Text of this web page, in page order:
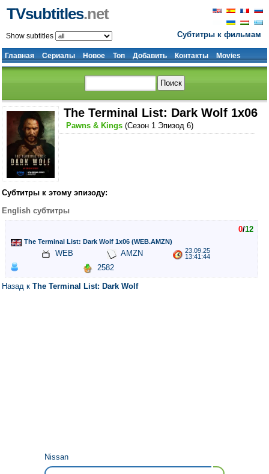
Субтитры к фильмам
TVsubtitles.net
Главная Сериалы Новое Топ Добавить Контакты Movies
Show subtitles
The Terminal List: Dark Wolf 1x06
Pawns & Kings (Сезон 1 Эпизод 6)
Субтитры к этому эпизоду:
English субтитры
0/12
The Terminal List: Dark Wolf 1x06 (WEB.AMZN)
WEB AMZN
23.09.25
13:41:44
2582
Назад к The Terminal List: Dark Wolf
Nissan